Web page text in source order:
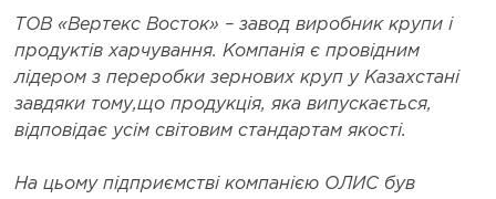
ТОВ «Вертекс Восток» – завод виробник крупи і
продуктів харчування. Компанія є провідним
лідером з переробки зернових круп у Казахстані
завдяки тому,що продукція, яка випускається,
відповідає усім світовим стандартам якості.
На цьому підприємстві компанією ОЛИС був